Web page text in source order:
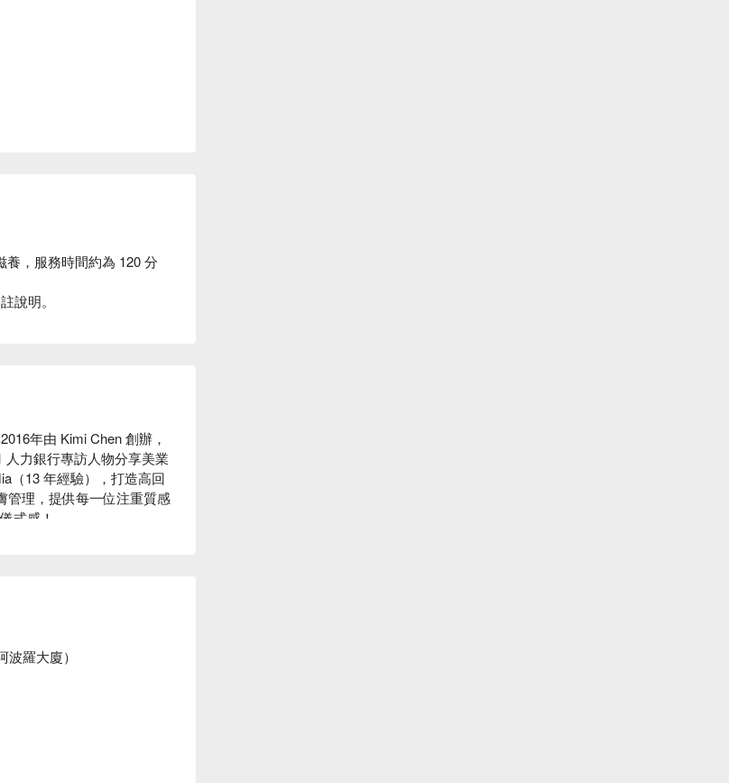
養，服務時間約為 120 分
說明。
年由 Kimi Chen 創辦，
力銀行專訪人物分享美業
（13 年經驗），打造高回
管理，提供每一位注重質感
式感！
羅大廈）